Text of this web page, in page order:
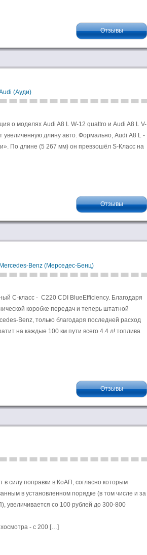
Отзывы
(Ауди)
о моделях Audi A8 L W-12 quattro и Audi A8 L V-
увеличенную длину авто. Формально, Audi А8 L -
По длине (5 267 мм) он превзошёл S-Класс на
Отзывы
Mercedes-Benz (Мерседес-Бенц)
С-класс - C220 CDI BlueEfficiency. Благодаря
коробке передач и теперь штатной
Benz, только благодаря последней расход
на каждые 100 км пути всего 4.4 л! топлива
Отзывы
в силу поправки в КоАП, согласно которым
в установленном порядке (в том числе и за
увеличивается со 100 рублей до 300-800
- с 200 […]